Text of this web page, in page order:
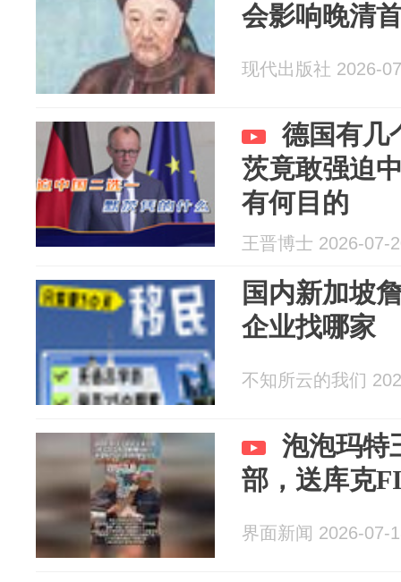
会影响晚清
现代出版社 2026-
德国有几
茨竟敢强迫
有何目的
王晋博士 2026-07-
国内新加坡
企业找哪家
不知所云的我们
泡泡玛特
部，送库克
界面新闻 2026-07-